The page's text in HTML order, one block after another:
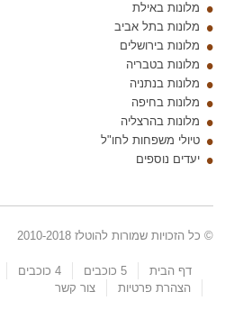
מלונות באילת
מלונות בתל אביב
מלונות בירושלים
מלונות בטבריה
מלונות בנתניה
מלונות בחיפה
מלונות בהרצליה
טיולי משפחות לחו"ל
יעדים נוספים
© כל הזכויות שמורות להוטלז 2010-2018
דף הבית 5 כוכבים 4 כוכבים
הצהרת פרטיות
צור קשר